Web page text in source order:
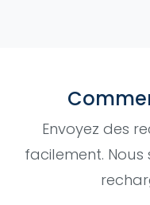
Envoyez des
facilement.